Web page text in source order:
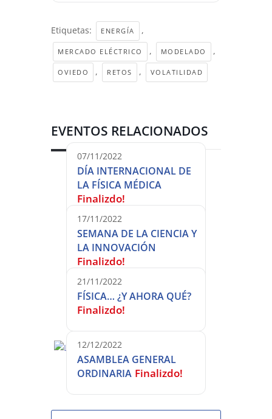
Etiquetas: ENERGÍA ,
MERCADO ELÉCTRICO , MODELADO ,
OVIEDO , RETOS , VOLATILIDAD
EVENTOS RELACIONADOS
07/11/2022
DÍA INTERNACIONAL DE
LA FÍSICA MÉDICA
Finalizdo!
17/11/2022
SEMANA DE LA CIENCIA Y
LA INNOVACIÓN
Finalizdo!
21/11/2022
FÍSICA… ¿Y AHORA QUÉ?
Finalizdo!
12/12/2022
ASAMBLEA GENERAL
ORDINARIA Finalizdo!